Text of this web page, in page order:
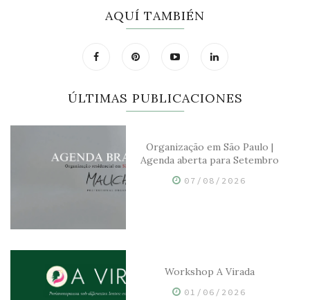
AQUÍ TAMBIÉN
ÚLTIMAS PUBLICACIONES
Organização em São Paulo |
Agenda aberta para Setembro
07/08/2026
Workshop A Virada
01/06/2026